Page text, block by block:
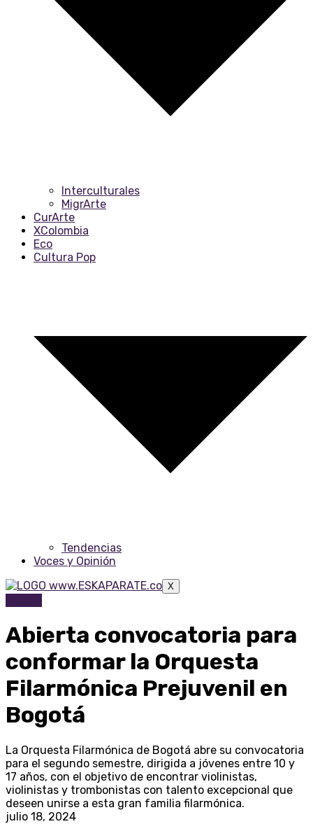
Interculturales
MigrArte
CurArte
XColombia
Eco
Cultura Pop
Tendencias
Voces y Opinión
X
Abierta convocatoria para
conformar la Orquesta
Filarmónica Prejuvenil en
Bogotá
La Orquesta Filarmónica de Bogotá abre su convocatoria
para el segundo semestre, dirigida a jóvenes entre 10 y
17 años, con el objetivo de encontrar violinistas,
violinistas y trombonistas con talento excepcional que
deseen unirse a esta gran familia filarmónica.
julio 18, 2024